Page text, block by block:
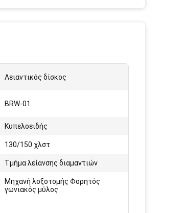
Λειαντικός δίσκος
BRW-01
Κυπελοειδής
130/150 χλστ
Τμήμα λείανσης διαμαντιών
Μηχανή λοξοτομής Φορητός
γωνιακός μύλος